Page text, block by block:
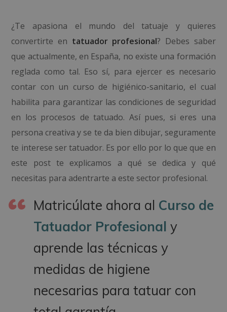
¿Te apasiona el mundo del tatuaje y quieres
convertirte en tatuador profesional? Debes saber
que actualmente, en España, no existe una formación
reglada como tal. Eso sí, para ejercer es necesario
contar con un curso de higiénico-sanitario, el cual
habilita para garantizar las condiciones de seguridad
en los procesos de tatuado. Así pues, si eres una
persona creativa y se te da bien dibujar, seguramente
te interese ser tatuador. Es por ello por lo que que en
este post te explicamos a qué se dedica y qué
necesitas para adentrarte a este sector profesional.
Matricúlate ahora al Curso de
Tatuador Profesional y
aprende las técnicas y
medidas de higiene
necesarias para tatuar con